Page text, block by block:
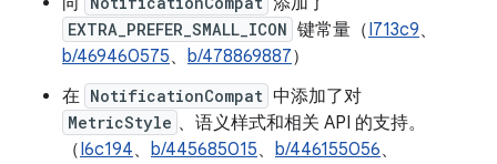
EXTRA_PREFER_SMALL_ICON 键常量（I713c9、
b/469460575、 b/478869887）
在 NotificationCompat 中添加了对
MetricStyle 、语义样式和相关 API 的支持。
（I6c194、 b/445685015、 b/446155056、